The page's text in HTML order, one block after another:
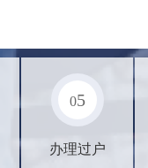
05
办理过户